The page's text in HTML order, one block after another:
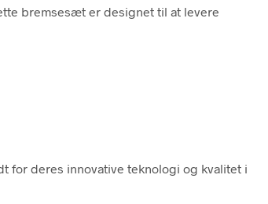
bremsesæt er designet til at levere
for deres innovative teknologi og kvalitet i